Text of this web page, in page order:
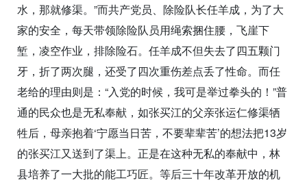
水，那就修渠。”而共产党员、除险队长任羊成，为了大
家的安全，每天带领除险队员用绳索捆住腰，飞崖下
堑，凌空作业，排除险石。任羊成不但失去了四五颗门
牙，折了两次腿，还受了四次重伤差点丢了性命。而任
老给的理由则是：“入党的时候，我可是举过拳头的！”普
通的民众也是无私奉献，如张买江的父亲张运仁修渠牺
牲后，母亲抱着‘宁愿当日苦，不要辈辈苦’的想法把13岁
的张买江又送到了渠上。正是在这种无私的奉献中，林
县培养了一大批的能工巧匠。等后三十年改革开放的机